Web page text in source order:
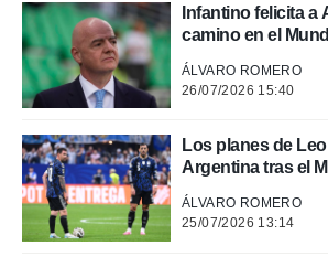
en
más
nuestra
y
de
disponible
Infantino felicita a
camino en el
ÁLVARO ROMERO
26/07/2026 15:40
Los planes de
Argentina tras el
ÁLVARO ROMERO
25/07/2026 13:14